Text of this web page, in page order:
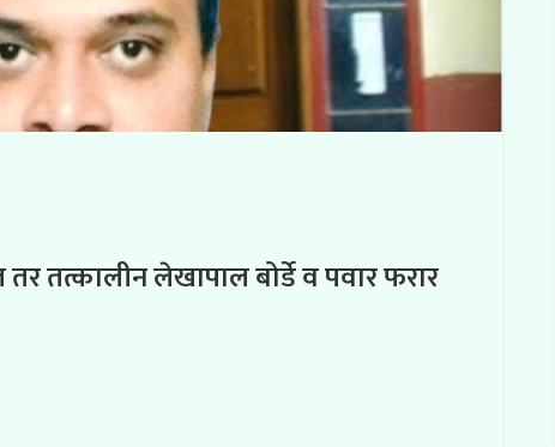
तत्कालीन लेखापाल बोर्डे व पवार फरार